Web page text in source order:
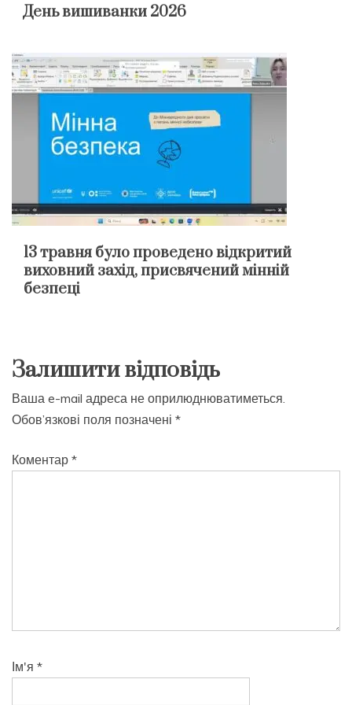
День вишиванки 2026
13 травня було проведено відкритий
виховний захід, присвячений мінній
безпеці
Залишити відповідь
Ваша e-mail адреса не оприлюднюватиметься.
Обов’язкові поля позначені *
Коментар *
Ім'я *